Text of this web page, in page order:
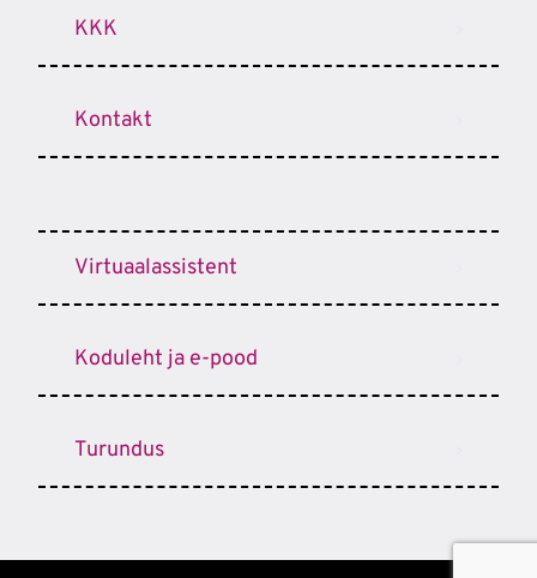
KKK
Kontakt
Virtuaalassistent
Koduleht ja e-pood
Turundus